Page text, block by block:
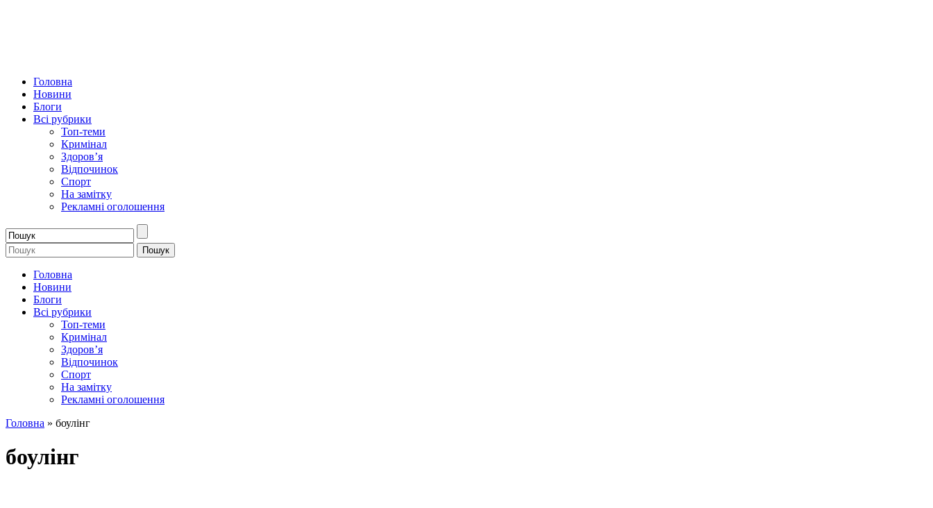
Головна
Новини
Блоги
Всі рубрики
Топ-теми
Кримінал
Здоров’я
Відпочинок
Спорт
На замітку
Рекламні оголошення
Головна
Новини
Блоги
Всі рубрики
Топ-теми
Кримінал
Здоров’я
Відпочинок
Спорт
На замітку
Рекламні оголошення
Головна » боулінг
боулінг